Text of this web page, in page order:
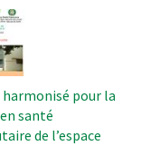
pour la
santé
de l’espace